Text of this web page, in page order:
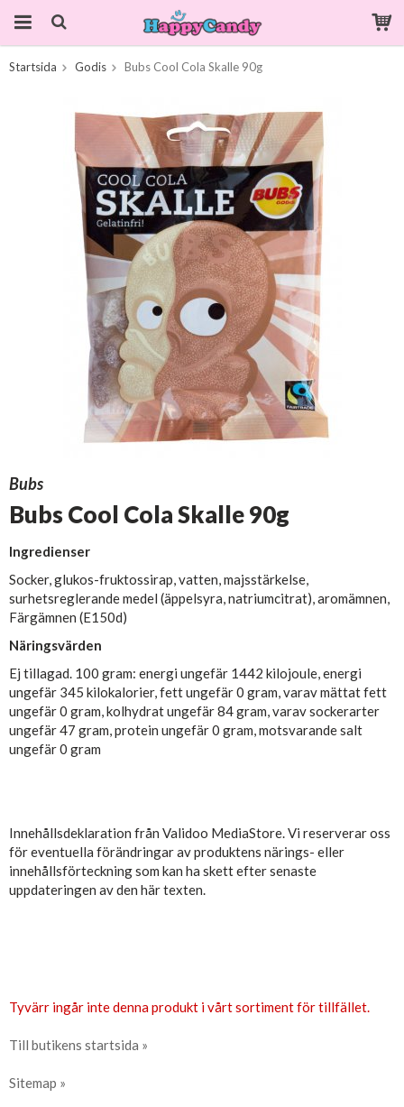
Startsida Godis Bubs Cool Cola Skalle 90g
Bubs
Bubs Cool Cola Skalle 90g
Ingredienser
Socker, glukos-fruktossirap, vatten, majsstärkelse,
surhetsreglerande medel (äppelsyra, natriumcitrat), aromämnen,
Färgämnen (E150d)
Näringsvärden
Ej tillagad. 100 gram: energi ungefär 1442 kilojoule, energi
ungefär 345 kilokalorier, fett ungefär 0 gram, varav mättat fett
ungefär 0 gram, kolhydrat ungefär 84 gram, varav sockerarter
ungefär 47 gram, protein ungefär 0 gram, motsvarande salt
ungefär 0 gram
Innehållsdeklaration från Validoo MediaStore. Vi reserverar oss
för eventuella förändringar av produktens närings- eller
innehållsförteckning som kan ha skett efter senaste
uppdateringen av den här texten.
Tyvärr ingår inte denna produkt i vårt sortiment för tillfället.
Till butikens startsida »
Sitemap »